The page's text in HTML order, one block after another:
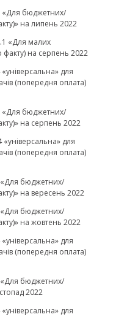
«Для бюджетних/
на липень 2022
«Для малих
факту) на серпень 2022
для
(попередня оплата)
«Для бюджетних/
на серпень 2022
для
(попередня оплата)
бюджетних/
на вересень 2022
бюджетних/
на жовтень 2022
для
(попередня оплата)
бюджетних/
2022
для